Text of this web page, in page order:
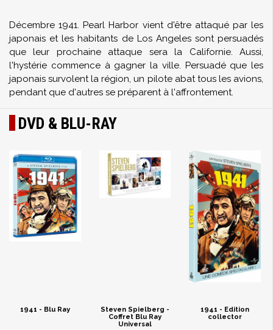
Décembre 1941. Pearl Harbor vient d'être attaqué par les
japonais et les habitants de Los Angeles sont persuadés
que leur prochaine attaque sera la Californie. Aussi,
l'hystérie commence à gagner la ville. Persuadé que les
japonais survolent la région, un pilote abat tous les avions,
pendant que d'autres se préparent à l'affrontement.
DVD & BLU-RAY
1941 - Blu Ray
Steven Spielberg -
Coffret Blu Ray
Universal
1941 - Edition
collector